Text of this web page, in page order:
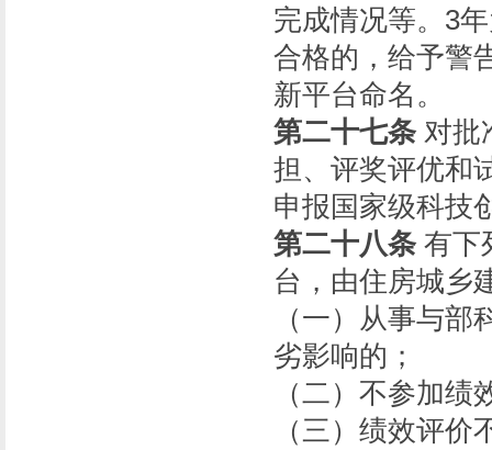
完成情况等。3
合格的，给予警
新平台命名。
第二十七条 对批
担、评奖评优和
申报国家级科技
第二十八条 有下
台，由住房城乡
（一）从事与
劣影响的；
（二）不参加
（三）绩效评价